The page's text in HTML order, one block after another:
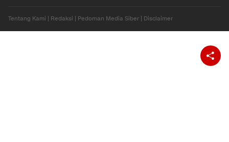
Tentang Kami Redaksi Pedoman Media Siber Disclaimer